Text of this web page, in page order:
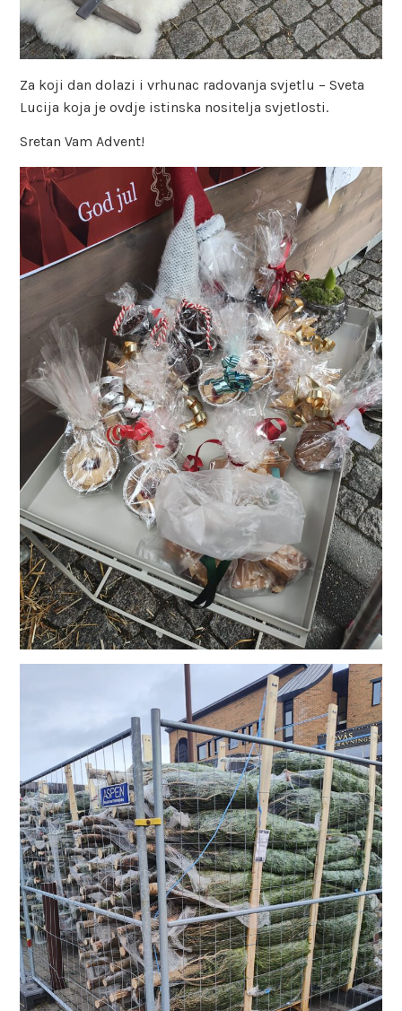
Za koji dan dolazi i vrhunac radovanja svjetlu – Sveta
Lucija koja je ovdje istinska nositelja svjetlosti.
Sretan Vam Advent!